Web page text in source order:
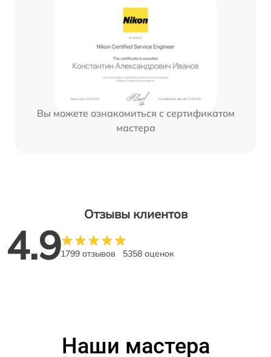
Вы можете ознакомиться с сертификатом
мастера
Отзывы клиентов
4.91799 отзывов 5358 оценок
Наши мастера